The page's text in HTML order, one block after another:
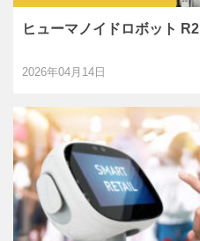
ヒューマノイドロボット R2
2026年04月14日